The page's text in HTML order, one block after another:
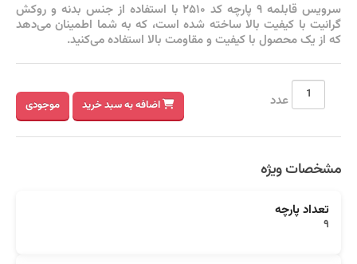
سرویس قابلمه ۹ پارچه کد ۲۵۱۰ با استفاده از جنس بدنه و روکش
گرانیت با کیفیت بالا ساخته شده است، که به شما اطمینان می‌دهد
که از یک محصول با کیفیت و مقاومت بالا استفاده می‌کنید.
موجودی عدد اضافه به سبد خرید
مشخصات ویژه
تعداد پارچه
۹